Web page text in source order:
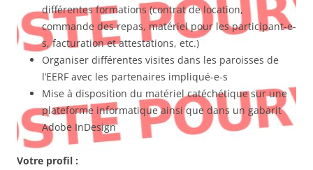
différentes formations (contrat de location,
commande des repas, matériel pour les participant-e-
s, facturation et attestations, etc.)
Organiser différentes visites dans les paroisses de
l’EERF avec les partenaires impliqué-e-s
Mise à disposition du matériel catéchétique sur une
plateforme informatique ainsi que dans un gabarit
Adobe InDesign
Votre profil :